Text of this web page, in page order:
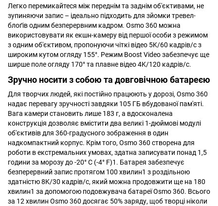
Легко перемикайтеся між переднім та заднім об'єктивами, не
зупиняючи запис – ідеально підходить для зйомки тревел-
блоґів одним безперервним кадром. Osmo 360 можна
використовувати як екшн-камеру від першої особи з режимом
з одним об'єктивом, пропонуючи чіткі відео 5K/60 кадрів/с з
широким кутом огляду 155°. Режим Boost Video забезпечує ще
ширше поле огляду 170° та плавне відео 4K/120 кадрів/с.
Зручно носити з собою та довговічною батареєю
Для творчих людей, які постійно працюють у дорозі, Osmo 360
надає перевагу зручності завдяки 105 ГБ вбудованої пам'яті.
Вага камери становить лише 183 г, а вдосконалена
конструкція дозволяє вмістити два великі 1-дюймові модулі
об'єктивів для 360-градусного зображення в один
надкомпактний корпус. Крім того, Osmo 360 створена для
роботи в екстремальних умовах, здатна записувати понад 1,5
години за морозу до -20° C (-4° F)1. Батарея забезпечує
безперервний запис протягом 100 хвилин1 з роздільною
здатністю 8K/30 кадрів/с, який можна продовжити ще на 180
хвилин1 за допомогою подовжувача батареї Osmo 360. Всього
за 12 хвилин Osmo 360 досягає 50% заряду, щоб творці ніколи